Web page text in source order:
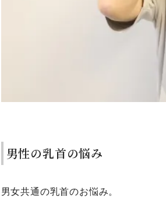
男性の乳首の悩み
男女共通の乳首のお悩み。